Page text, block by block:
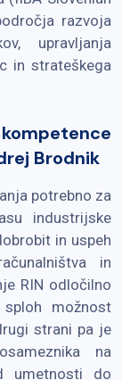
razvoja
upravljanja
in strateškega
Brodnik
potrebno za
industrijske
in uspeh
in
RIN odločilno
možnost
strani pa je
na
umetnosti do